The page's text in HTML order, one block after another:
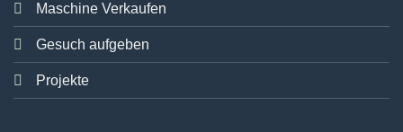
Maschine Verkaufen
Gesuch aufgeben
Projekte